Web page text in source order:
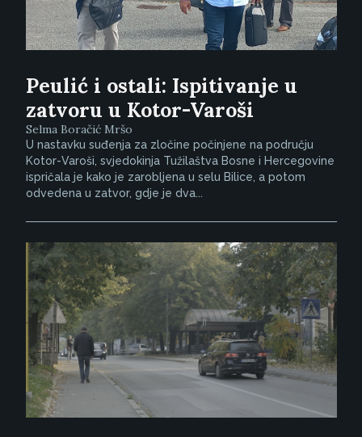
Peulić i ostali: Ispitivanje u
zatvoru u Kotor-Varoši
Selma Boračić Mršo
U nastavku suđenja za zločine počinjene na području
Kotor-Varoši, svjedokinja Tužilaštva Bosne i Hercegovine
ispričala je kako je zarobljena u selu Bilice, a potom
odvedena u zatvor, gdje je dva...